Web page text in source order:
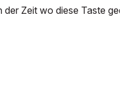
Zeit wo diese Taste